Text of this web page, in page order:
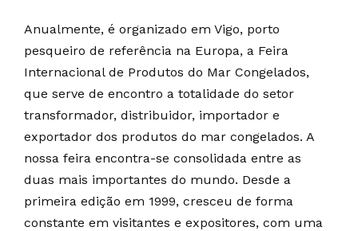
Anualmente, é organizado em Vigo, porto
pesqueiro de referência na Europa, a Feira
Internacional de Produtos do Mar Congelados,
que serve de encontro a totalidade do setor
transformador, distribuidor, importador e
exportador dos produtos do mar congelados. A
nossa feira encontra-se consolidada entre as
duas mais importantes do mundo. Desde a
primeira edição em 1999, cresceu de forma
constante em visitantes e expositores, com uma